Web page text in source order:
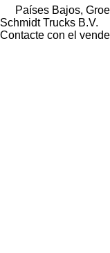
Países Bajos,
Schmidt Trucks B.V.
Contacte con el